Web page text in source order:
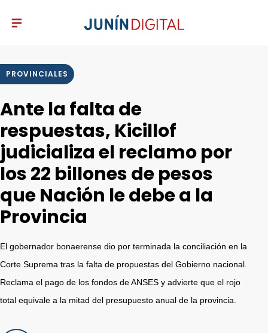
PROVINCIALES
Ante la falta de
respuestas, Kicillof
judicializa el reclamo por
los 22 billones de pesos
que Nación le debe a la
Provincia
El gobernador bonaerense dio por terminada la conciliación en la
Corte Suprema tras la falta de propuestas del Gobierno nacional.
Reclama el pago de los fondos de ANSES y advierte que el rojo
total equivale a la mitad del presupuesto anual de la provincia.